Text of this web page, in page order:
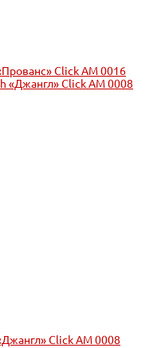
Click АМ 0016
Click АМ 0008